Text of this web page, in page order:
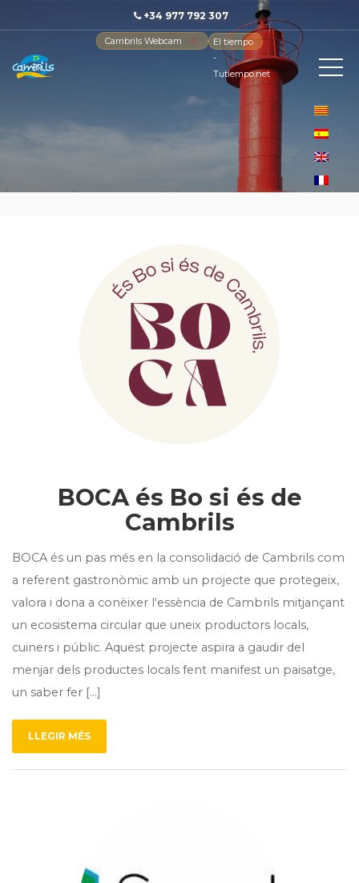
+34 977 792 307
Cambrils Webcam
El tiempo
-
Tutiempo.net
BOCA és Bo si és de
Cambrils
BOCA és un pas més en la consolidació de Cambrils com
a referent gastronòmic amb un projecte que protegeix,
valora i dona a conèixer l'essència de Cambrils mitjançant
un ecosistema circular que uneix productors locals,
cuiners i públic. Aquest projecte aspira a gaudir del
menjar dels productes locals fent manifest un paisatge,
un saber fer [...]
LLEGIR MÉS